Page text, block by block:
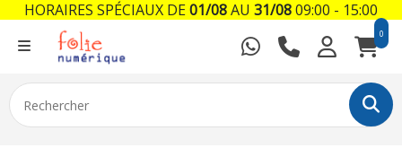
0
HORAIRES SPÉCIAUX DE01/08AU 31/0809:00 - 15:00